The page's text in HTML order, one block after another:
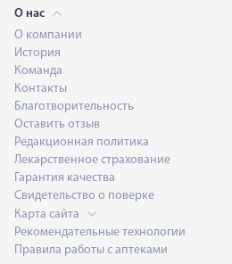
О нас
О компании
История
Команда
Контакты
Благотворительность
Оставить отзыв
Редакционная политика
Лекарственное страхование
Гарантия качества
Свидетельство о поверке
Карта сайта
Рекомендательные технологии
Правила работы с аптеками